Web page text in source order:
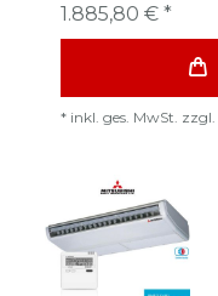
1.885,80 € *
* inkl. ges. MwSt. zzgl.